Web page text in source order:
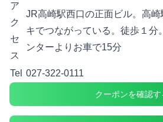
ア
ク
セ
ス
JR高崎駅西口の正面ビル。高
キでつながっている。徒歩１分
ンターよりお車で15分
Tel 027-322-0111
クーポンを確認す